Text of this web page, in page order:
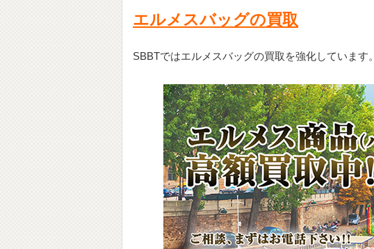
エルメスバッグの買取
SBBTではエルメスバッグの買取を強化しています。